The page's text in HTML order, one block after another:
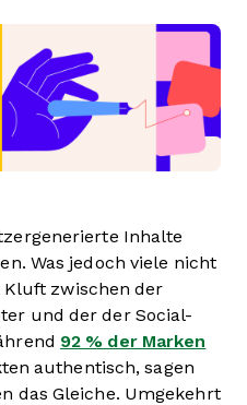
Inhalte
Was jedoch viele nicht
Kluft zwischen der
und der der Social-
92 % der Marken
authentisch, sagen
das Gleiche. Umgekehrt